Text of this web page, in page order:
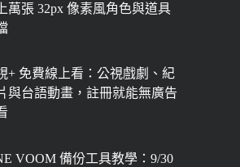
萬張 32px 像素風角色與道具
+ 免費線上看：公視戲劇、紀
與台語動畫，註冊就能無廣告
VOOM 備份工具教學：9/30